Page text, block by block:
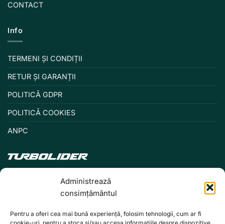
Administrează
consimțământul
Pentru a oferi cea mai bună experiență, folosim tehnologii, cum ar fi
CONTACT
Info
TERMENI ȘI CONDIȚII
RETUR ȘI GARANȚII
POLITICĂ GDPR
POLITICĂ COOKIES
ANPC